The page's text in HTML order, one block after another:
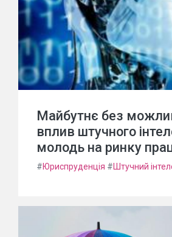
Майбутнє без
вплив штучного
молодь на ринку
#Юриспруденція #Штучний